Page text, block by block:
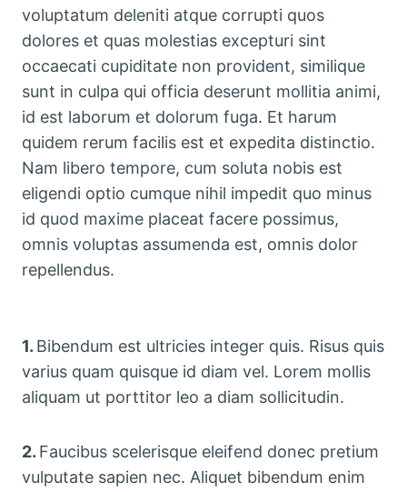
voluptatum deleniti atque corrupti quos
dolores et quas molestias excepturi sint
occaecati cupiditate non provident, similique
sunt in culpa qui officia deserunt mollitia animi,
id est laborum et dolorum fuga. Et harum
quidem rerum facilis est et expedita distinctio.
Nam libero tempore, cum soluta nobis est
eligendi optio cumque nihil impedit quo minus
id quod maxime placeat facere possimus,
omnis voluptas assumenda est, omnis dolor
repellendus.
1. Bibendum est ultricies integer quis. Risus quis
varius quam quisque id diam vel. Lorem mollis
aliquam ut porttitor leo a diam sollicitudin.
2. Faucibus scelerisque eleifend donec pretium
vulputate sapien nec. Aliquet bibendum enim